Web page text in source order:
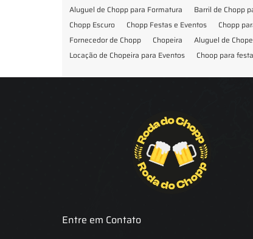
Aluguel de Chopp para Formatura
Barril de Chopp
Chopp Escuro
Chopp Festas e Eventos Chopp
Fornecedor de Chopp
Chopeira Aluguel de
Locação de Chopeira para Eventos
Choop para
Entre em Contato